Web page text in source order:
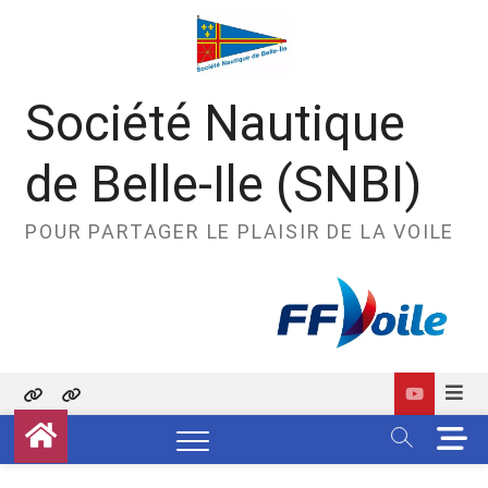
Société Nautique
de Belle-Ile (SNBI)
POUR PARTAGER LE PLAISIR DE LA VOILE
Politique
de
Contact
M
e